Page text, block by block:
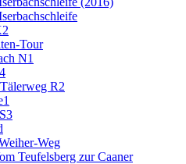
Tour
N1
R2
Weg
Teufelsberg zur Caaner